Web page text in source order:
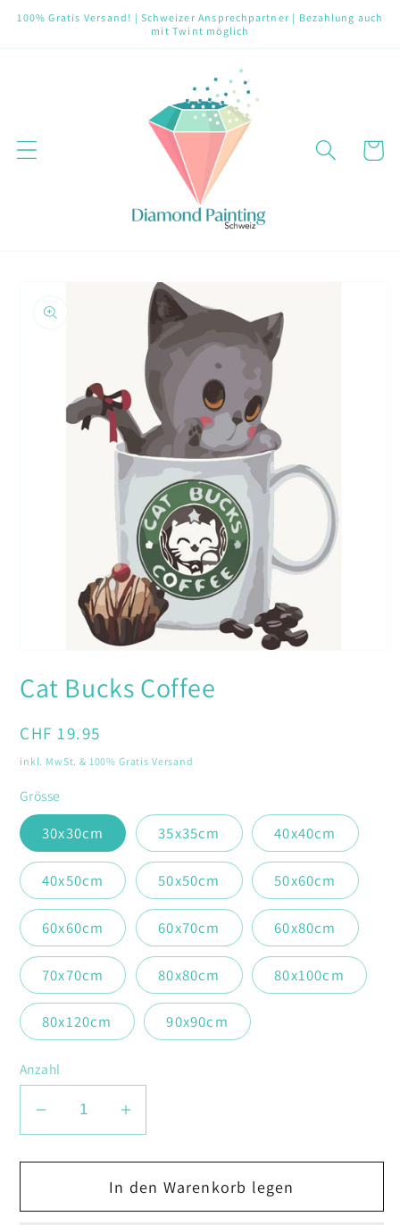
zum
100% Gratis Versand! | Schweizer Ansprechpartner | Bezahlung auch
mit Twint möglich
in
Modal
Cat Bucks Coffee
Normaler
Preis
CHF 19.95
inkl. MwSt. & 100% Gratis Versand
Grösse
30x30cm 35x35cm 40x40cm
40x50cm 50x50cm 50x60cm
60x60cm 60x70cm 60x80cm
70x70cm 80x80cm 80x100cm
80x120cm 90x90cm
Anzahl
Verringere
Menge
Cat
Erhöhe
Menge
für
Cat
In den Warenkorb legen